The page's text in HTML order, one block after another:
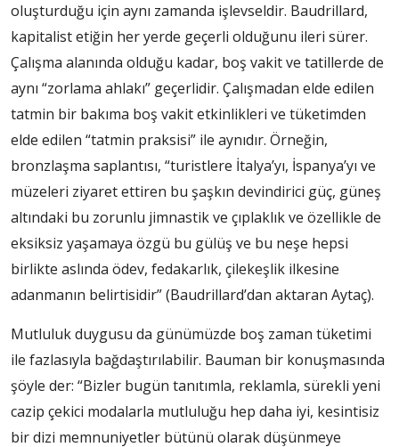
oluşturduğu için aynı zamanda işlevseldir. Baudrillard,
kapitalist etiğin her yerde geçerli olduğunu ileri sürer.
Çalışma alanında olduğu kadar, boş vakit ve tatillerde de
aynı “zorlama ahlakı” geçerlidir. Çalışmadan elde edilen
tatmin bir bakıma boş vakit etkinlikleri ve tüketimden
elde edilen “tatmin praksisi” ile aynıdır. Örneğin,
bronzlaşma saplantısı, “turistlere İtalya’yı, İspanya’yı ve
müzeleri ziyaret ettiren bu şaşkın devindirici güç, güneş
altındaki bu zorunlu jimnastik ve çıplaklık ve özellikle de
eksiksiz yaşamaya özgü bu gülüş ve bu neşe hepsi
birlikte aslında ödev, fedakarlık, çilekeşlik ilkesine
adanmanın belirtisidir” (Baudrillard’dan aktaran Aytaç).
Mutluluk duygusu da günümüzde boş zaman tüketimi
ile fazlasıyla bağdaştırılabilir. Bauman bir konuşmasında
şöyle der: “Bizler bugün tanıtımla, reklamla, sürekli yeni
cazip çekici modalarla mutluluğu hep daha iyi, kesintisiz
bir dizi memnuniyetler bütünü olarak düşünmeye